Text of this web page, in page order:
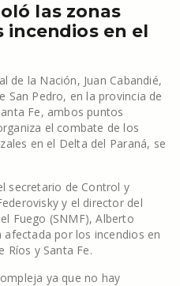
las zonas
incendios en el
de la Nación, Juan Cabandié,
San Pedro, en la provincia de
Fe, ambos puntos
el combate de los
en el Delta del Paraná, se
secretario de Control y
y el director del
Fuego (SNMF), Alberto
por los incendios en
Ríos y Santa Fe.
ya que no hay